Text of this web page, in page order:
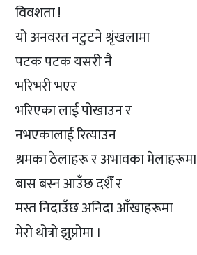
विवशता !
यो अनवरत नटुटने श्रृंखलामा
पटक पटक यसरी नै
भरिभरी भएर
भरिएका लाई पोखाउन र
नभएकालाई रित्याउन
श्रमका ठेलाहरू र अभावका मेलाहरूमा
बास बस्न आउँछ दशैँ र
मस्त निदाउँछ अनिदा आँखाहरूमा
मेरो थोत्रो झुप्रोमा ।